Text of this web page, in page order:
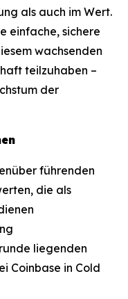
als auch im Wert.
einfache, sichere
wachsenden
teilzuhaben –
der
führenden
die als
liegenden
Coinbase in Cold